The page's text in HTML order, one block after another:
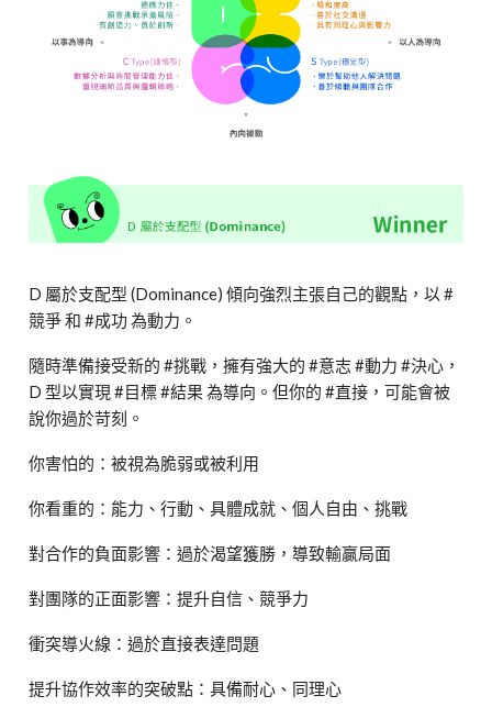
D 屬於支配型 (Dominance) 傾向強烈主張自己的觀點，以 #
競爭 和 #成功 為動力。
隨時準備接受新的 #挑戰，擁有強大的 #意志 #動力 #決心，
D 型以實現 #目標 #結果 為導向。但你的 #直接，可能會被
說你過於苛刻。
你害怕的：被視為脆弱或被利用
你看重的：能力、行動、具體成就、個人自由、挑戰
對合作的負面影響：過於渴望獲勝，導致輸贏局面
對團隊的正面影響：提升自信、競爭力
衝突導火線：過於直接表達問題
提升協作效率的突破點：具備耐心、同理心